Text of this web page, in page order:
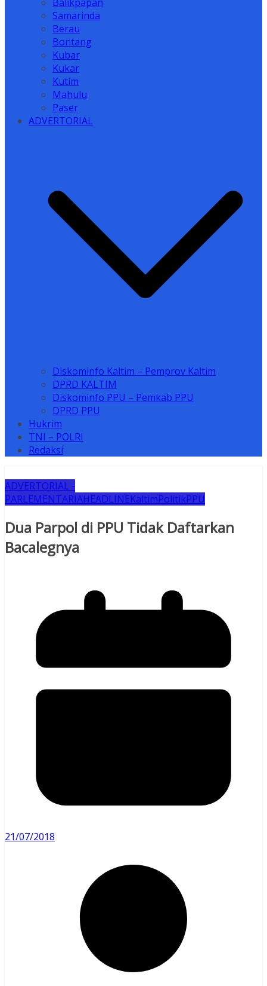
Balikpapan
Samarinda
Berau
Bontang
Kubar
Kukar
Kutim
Mahulu
Paser
ADVERTORIAL
Diskominfo Kaltim – Pemprov Kaltim
DPRD KALTIM
Diskominfo PPU – Pemkab PPU
DPRD PPU
Hukrim
TNI – POLRI
Redaksi
ADVERTORIAL -
PARLEMENTARIAHEADLINEKaltimPolitikPPU
Dua Parpol di PPU Tidak Daftarkan
Bacalegnya
21/07/2018